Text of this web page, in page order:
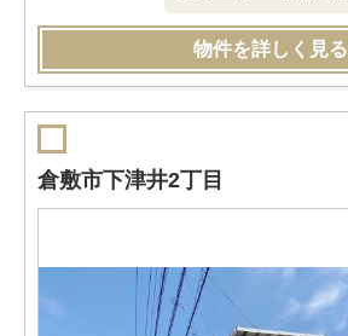
物件を詳しく見る
倉敷市下津井2丁目